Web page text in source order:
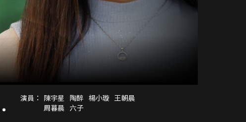
演員： 陳宇星 陶醉 楊小璇 王朝晨
周暮晨 六子